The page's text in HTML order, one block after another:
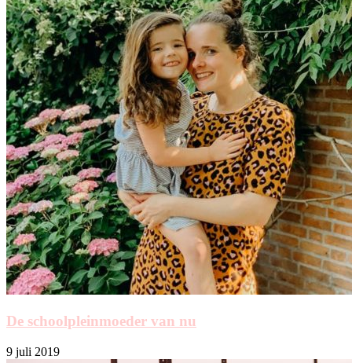
De schoolpleinmoeder van nu
9 juli 2019